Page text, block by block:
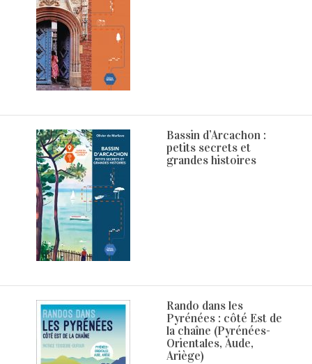
Bassin d’Arcachon :
petits secrets et
grandes histoires
Rando dans les
Pyrénées : côté Est de
la chaîne (Pyrénées-
Orientales, Aude,
Ariège)